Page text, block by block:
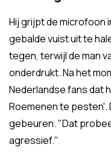
Hij grijpt de microfoon
gebalde vuist uit te
tegen, terwijl de man
onderdrukt. Na het
Nederlandse fans dat
Roemenen te pesten'.
gebeuren. "Dat
agressief."